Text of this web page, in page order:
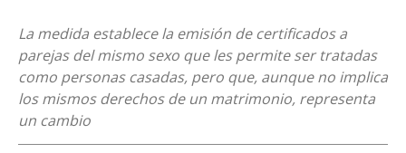
La medida establece la emisión de certificados a
parejas del mismo sexo que les permite ser tratadas
como personas casadas, pero que, aunque no implica
los mismos derechos de un matrimonio, representa
un cambio